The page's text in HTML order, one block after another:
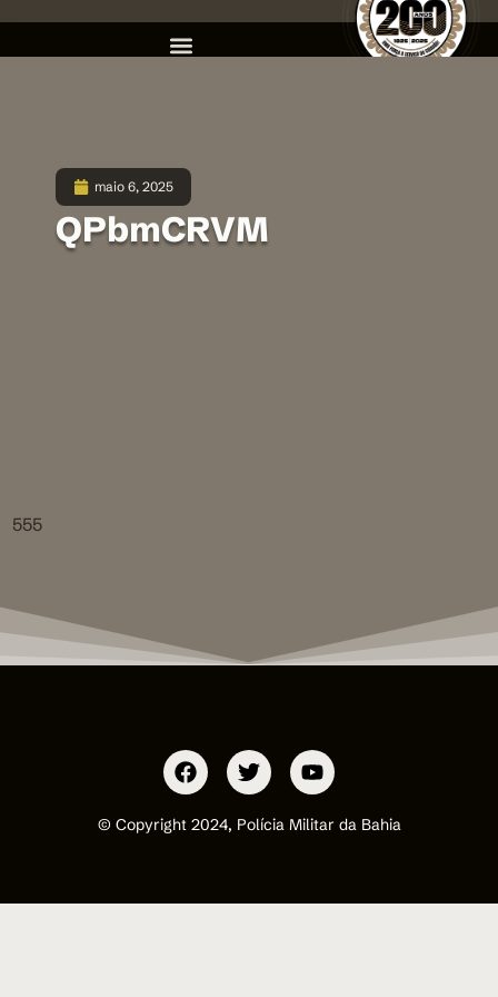
maio 6, 2025
QPbmCRVM
555
© Copyright 2024, Polícia Militar da Bahia